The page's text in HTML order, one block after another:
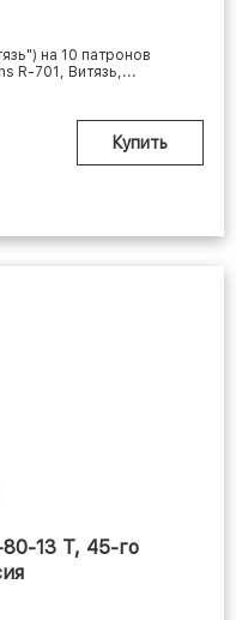
на 10 патронов
R-701, Витязь,...
Купить
13 Т, 45-го